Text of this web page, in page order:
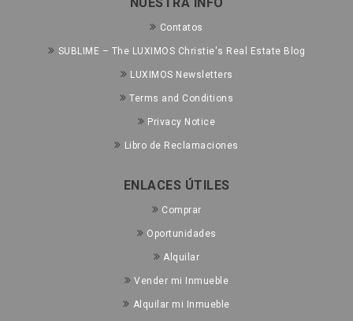
Contatos
SUBLIME – The LUXIMOS Christie's Real Estate Blog
LUXIMOS Newsletters
Terms and Conditions
Privacy Notice
Libro de Reclamaciones
ENLACES ÚTILES
Comprar
Oportunidades
Alquilar
Vender mi Inmueble
Alquilar mi Inmueble